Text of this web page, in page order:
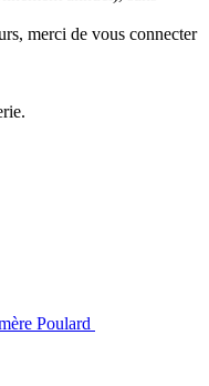
merci de vous connecter
Poulard